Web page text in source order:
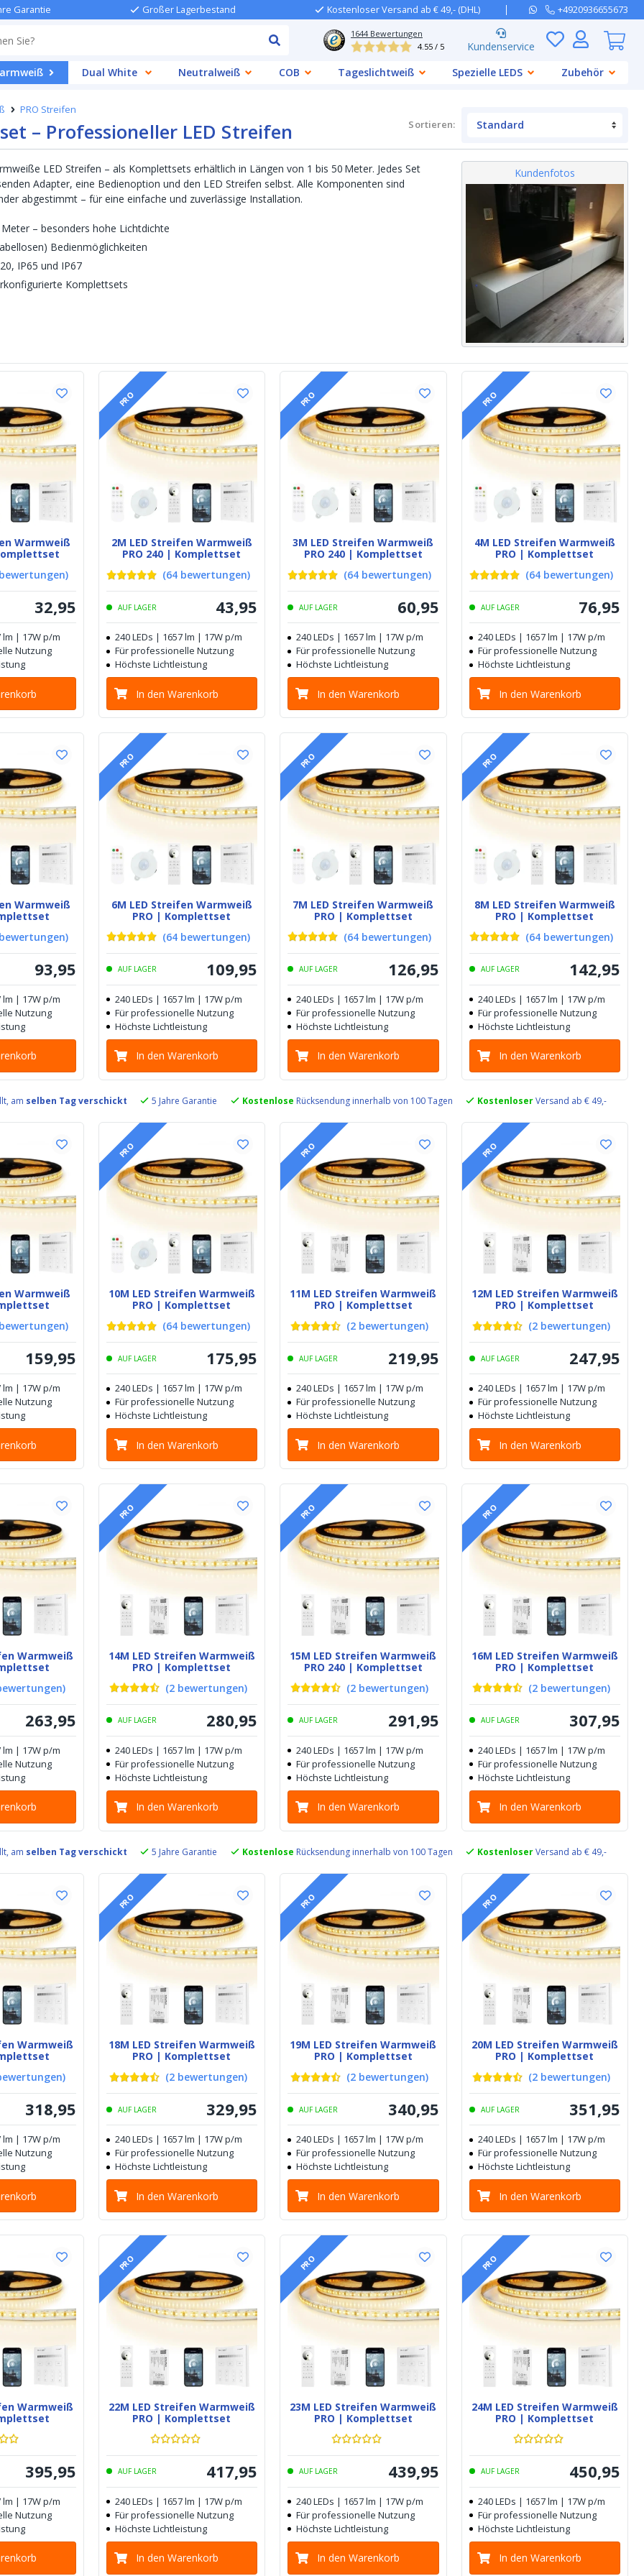
Garantie Großer Lagerbestand Kostenloser Versand ab € 49,- (DHL) +4920936655673
1644 Bewertungen
4.55 / 5
Kundenservice
Dual White Neutralweiß COB Tageslichtweiß Spezielle LEDS Zubehör
PRO Streifen
– Professioneller LED Streifen Sortieren:
LED Streifen – als Komplettsets erhältlich in Längen von 1 bis 50 Meter. Jedes Set
Adapter, eine Bedienoption und den LED Streifen selbst. Alle Komponenten sind
abgestimmt – für eine einfache und zuverlässige Installation.
– besonders hohe Lichtdichte
Bedienmöglichkeiten
IP65 und IP67
Komplettsets
Kundenfotos
Warmweiß
bewertungen)
32,95
lm | 17W p/m
Nutzung
PRO
2M LED Streifen Warmweiß
PRO 240 | Komplettset
(64 bewertungen)
AUF LAGER 43,95
240 LEDs | 1657 lm | 17W p/m
Für professionelle Nutzung
Höchste Lichtleistung
In den Warenkorb
PRO
3M LED Streifen Warmweiß
PRO 240 | Komplettset
(64 bewertungen)
AUF LAGER 60,95
240 LEDs | 1657 lm | 17W p/m
Für professionelle Nutzung
Höchste Lichtleistung
In den Warenkorb
PRO
4M LED Streifen Warmweiß
PRO | Komplettset
(64 bewertungen)
AUF LAGER 76,95
240 LEDs | 1657 lm | 17W p/m
Für professionelle Nutzung
Höchste Lichtleistung
In den Warenkorb
Warmweiß
bewertungen)
93,95
lm | 17W p/m
Nutzung
PRO
6M LED Streifen Warmweiß
PRO | Komplettset
(64 bewertungen)
AUF LAGER 109,95
240 LEDs | 1657 lm | 17W p/m
Für professionelle Nutzung
Höchste Lichtleistung
In den Warenkorb
PRO
7M LED Streifen Warmweiß
PRO | Komplettset
(64 bewertungen)
AUF LAGER 126,95
240 LEDs | 1657 lm | 17W p/m
Für professionelle Nutzung
Höchste Lichtleistung
In den Warenkorb
PRO
8M LED Streifen Warmweiß
PRO | Komplettset
(64 bewertungen)
AUF LAGER 142,95
240 LEDs | 1657 lm | 17W p/m
Für professionelle Nutzung
Höchste Lichtleistung
In den Warenkorb
am selben Tag verschickt 5 Jahre Garantie Kostenlose Rücksendung innerhalb von 100 Tagen KostenloserVersand ab € 49,-
Warmweiß
bewertungen)
159,95
lm | 17W p/m
Nutzung
PRO
10M LED Streifen Warmweiß
PRO | Komplettset
(64 bewertungen)
AUF LAGER 175,95
240 LEDs | 1657 lm | 17W p/m
Für professionelle Nutzung
Höchste Lichtleistung
In den Warenkorb
PRO
11M LED Streifen Warmweiß
PRO | Komplettset
(2 bewertungen)
AUF LAGER 219,95
240 LEDs | 1657 lm | 17W p/m
Für professionelle Nutzung
Höchste Lichtleistung
In den Warenkorb
PRO
12M LED Streifen Warmweiß
PRO | Komplettset
(2 bewertungen)
AUF LAGER 247,95
240 LEDs | 1657 lm | 17W p/m
Für professionelle Nutzung
Höchste Lichtleistung
In den Warenkorb
Warmweiß
)
263,95
lm | 17W p/m
Nutzung
PRO
14M LED Streifen Warmweiß
PRO | Komplettset
(2 bewertungen)
AUF LAGER 280,95
240 LEDs | 1657 lm | 17W p/m
Für professionelle Nutzung
Höchste Lichtleistung
In den Warenkorb
PRO
15M LED Streifen Warmweiß
PRO 240 | Komplettset
(2 bewertungen)
AUF LAGER 291,95
240 LEDs | 1657 lm | 17W p/m
Für professionelle Nutzung
Höchste Lichtleistung
In den Warenkorb
PRO
16M LED Streifen Warmweiß
PRO | Komplettset
(2 bewertungen)
AUF LAGER 307,95
240 LEDs | 1657 lm | 17W p/m
Für professionelle Nutzung
Höchste Lichtleistung
In den Warenkorb
am selben Tag verschickt 5 Jahre Garantie Kostenlose Rücksendung innerhalb von 100 Tagen KostenloserVersand ab € 49,-
Warmweiß
)
318,95
lm | 17W p/m
Nutzung
PRO
18M LED Streifen Warmweiß
PRO | Komplettset
(2 bewertungen)
AUF LAGER 329,95
240 LEDs | 1657 lm | 17W p/m
Für professionelle Nutzung
Höchste Lichtleistung
In den Warenkorb
PRO
19M LED Streifen Warmweiß
PRO | Komplettset
(2 bewertungen)
AUF LAGER 340,95
240 LEDs | 1657 lm | 17W p/m
Für professionelle Nutzung
Höchste Lichtleistung
In den Warenkorb
PRO
20M LED Streifen Warmweiß
PRO | Komplettset
(2 bewertungen)
AUF LAGER 351,95
240 LEDs | 1657 lm | 17W p/m
Für professionelle Nutzung
Höchste Lichtleistung
In den Warenkorb
Warmweiß
395,95
lm | 17W p/m
Nutzung
PRO
22M LED Streifen Warmweiß
PRO | Komplettset
AUF LAGER 417,95
240 LEDs | 1657 lm | 17W p/m
Für professionelle Nutzung
Höchste Lichtleistung
In den Warenkorb
PRO
23M LED Streifen Warmweiß
PRO | Komplettset
AUF LAGER 439,95
240 LEDs | 1657 lm | 17W p/m
Für professionelle Nutzung
Höchste Lichtleistung
In den Warenkorb
PRO
24M LED Streifen Warmweiß
PRO | Komplettset
AUF LAGER 450,95
240 LEDs | 1657 lm | 17W p/m
Für professionelle Nutzung
Höchste Lichtleistung
In den Warenkorb